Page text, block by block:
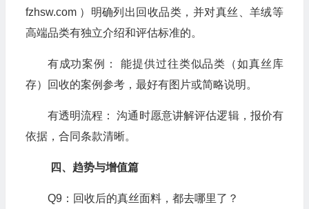
fzhsw.com ）明确列出回收品类，并对真丝、羊绒等
高端品类有独立介绍和评估标准的。
有成功案例： 能提供过往类似品类（如真丝库
存）回收的案例参考，最好有图片或简略说明。
有透明流程： 沟通时愿意讲解评估逻辑，报价有
依据，合同条款清晰。
四、趋势与增值篇
Q9：回收后的真丝面料，都去哪里了？